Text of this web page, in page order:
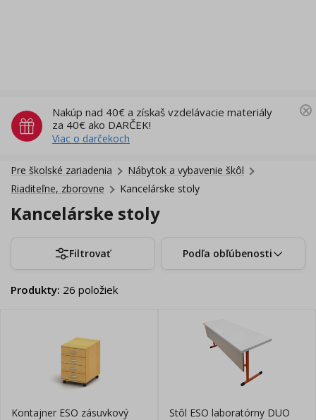
Nakúp nad 40€ a získaš vzdelávacie materiály
za 40€ ako DARČEK!
Viac o darčekoch
Pre školské zariadenia
Nábytok a vybavenie škôl
Riaditeľne, zborovne
Kancelárske stoly
Kancelárske stoly
Filtrovať Podľa obľúbenosti
Produkty: 26 položiek
Kontajner ESO zásuvkový Stôl ESO laboratórny DUO